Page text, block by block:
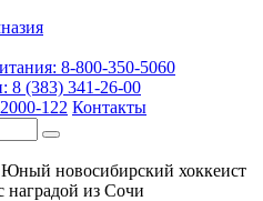
8-800-350-5060
8 (383) 341-26-00
122 Контакты
Юный новосибирский хоккеист
наградой из Сочи